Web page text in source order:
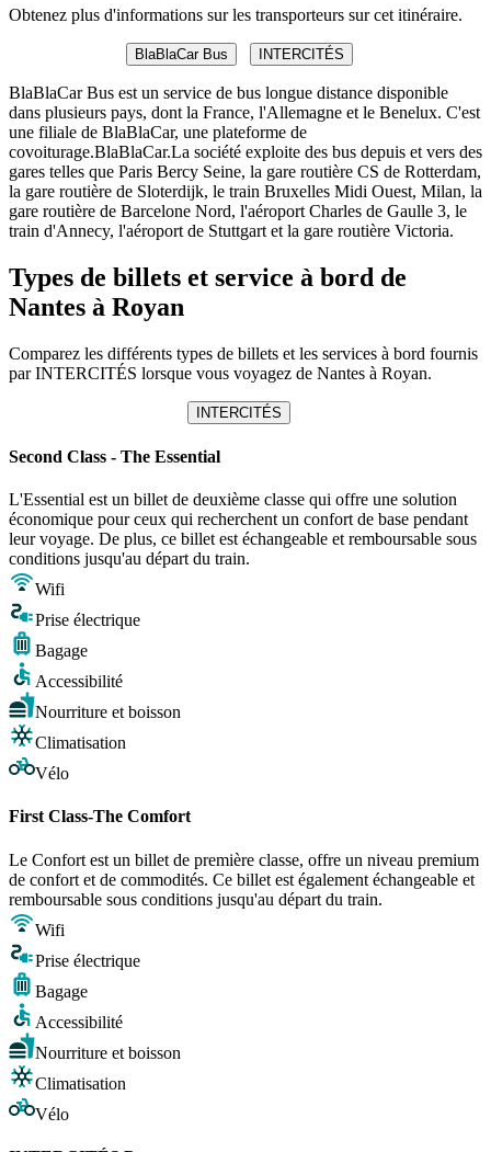
Obtenez plus d'informations sur les transporteurs sur cet itinéraire.
BlaBlaCar Bus INTERCITÉS
BlaBlaCar Bus est un service de bus longue distance disponible
dans plusieurs pays, dont la France, l'Allemagne et le Benelux. C'est
une filiale de BlaBlaCar, une plateforme de
covoiturage.BlaBlaCar.La société exploite des bus depuis et vers des
gares telles que Paris Bercy Seine, la gare routière CS de Rotterdam,
la gare routière de Sloterdijk, le train Bruxelles Midi Ouest, Milan, la
gare routière de Barcelone Nord, l'aéroport Charles de Gaulle 3, le
train d'Annecy, l'aéroport de Stuttgart et la gare routière Victoria.
Types de billets et service à bord de
Nantes à Royan
Comparez les différents types de billets et les services à bord fournis
par INTERCITÉS lorsque vous voyagez de Nantes à Royan.
INTERCITÉS
Second Class - The Essential
L'Essential est un billet de deuxième classe qui offre une solution
économique pour ceux qui recherchent un confort de base pendant
leur voyage. De plus, ce billet est échangeable et remboursable sous
conditions jusqu'au départ du train.
Wifi
Prise électrique
Bagage
Accessibilité
Nourriture et boisson
Climatisation
Vélo
First Class-The Comfort
Le Confort est un billet de première classe, offre un niveau premium
de confort et de commodités. Ce billet est également échangeable et
remboursable sous conditions jusqu'au départ du train.
Wifi
Prise électrique
Bagage
Accessibilité
Nourriture et boisson
Climatisation
Vélo